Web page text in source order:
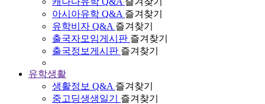
아시아유학 Q&A 즐겨찾기
유학비자 Q&A 즐겨찾기
출국자모임게시판 즐겨찾기
출국정보게시판 즐겨찾기
유학생활
생활정보 Q&A 즐겨찾기
중고딩생생일기
즐겨찾기